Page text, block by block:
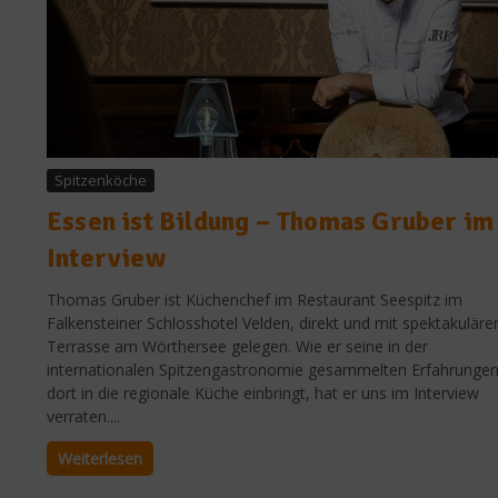
Spitzenköche
Essen ist Bildung – Thomas Gruber im
Interview
Thomas Gruber ist Küchenchef im Restaurant Seespitz im
Falkensteiner Schlosshotel Velden, direkt und mit spektakulärer
Terrasse am Wörthersee gelegen. Wie er seine in der
internationalen Spitzengastronomie gesammelten Erfahrungen
dort in die regionale Küche einbringt, hat er uns im Interview
verraten....
Weiterlesen